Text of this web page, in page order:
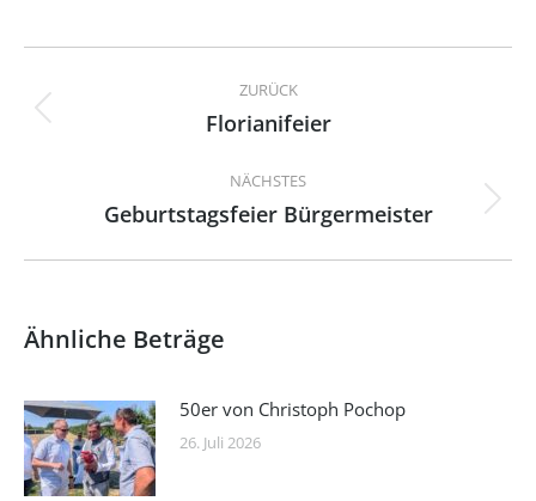
Kommentarnavigation
ZURÜCK
Vorheriger
Florianifeier
NÄCHSTES
Nächster
Geburtstagsfeier Bürgermeister
Ähnliche Beträge
50er von Christoph Pochop
26. Juli 2026